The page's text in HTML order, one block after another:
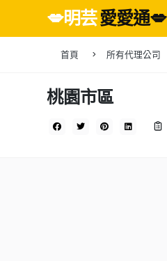
💋明芸愛愛通💋
首頁 所有代理公司
桃園市區